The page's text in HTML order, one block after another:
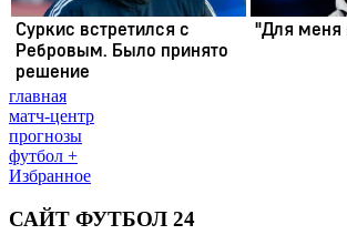
главная
матч-центр
прогнозы
футбол +
Избранное
САЙТ ФУТБОЛ 24